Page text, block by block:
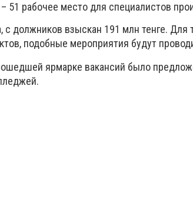
51 рабочее место для специалистов
должников взыскан 191 млн тенге. Для
подобные мероприятия будут
ярмарке вакансий было